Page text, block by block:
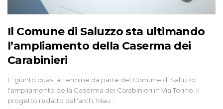
Il Comune di Saluzzo sta ultimando
l’ampliamento della Caserma dei
Carabinieri
E' giunto quasi al termine da parte del Comune di Saluzzo
l'ampliamento della Caserma dei Carabinieri in Via Torino. Il
progetto redatto dall'arch. Mau…